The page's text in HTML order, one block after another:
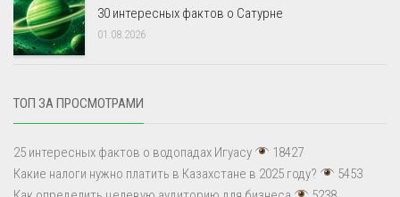
30 интересных фактов о Сатурне
01.08.2026
ТОП ЗА ПРОСМОТРАМИ
25 интересных фактов о водопадах Игуасу
18427
Какие налоги нужно платить в Казахстане в 2025 году?
5453